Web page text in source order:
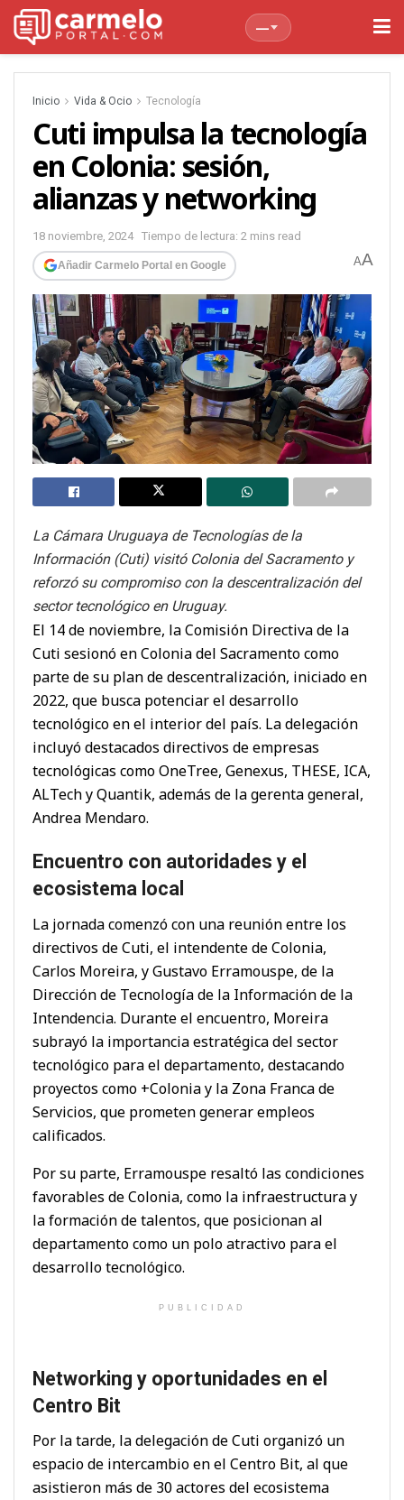
—
Inicio Vida & Ocio Tecnología
Cuti impulsa la tecnología
en Colonia: sesión,
alianzas y networking
18 noviembre, 2024 Tiempo de lectura: 2 mins read
Añadir Carmelo Portal en Google AA
La Cámara Uruguaya de Tecnologías de la
Información (Cuti) visitó Colonia del Sacramento y
reforzó su compromiso con la descentralización del
sector tecnológico en Uruguay.
El 14 de noviembre, la Comisión Directiva de la
Cuti sesionó en Colonia del Sacramento como
parte de su plan de descentralización, iniciado en
2022, que busca potenciar el desarrollo
tecnológico en el interior del país. La delegación
incluyó destacados directivos de empresas
tecnológicas como OneTree, Genexus, THESE, ICA,
ALTech y Quantik, además de la gerenta general,
Andrea Mendaro.
Encuentro con autoridades y el
ecosistema local
La jornada comenzó con una reunión entre los
directivos de Cuti, el intendente de Colonia,
Carlos Moreira, y Gustavo Erramouspe, de la
Dirección de Tecnología de la Información de la
Intendencia. Durante el encuentro, Moreira
subrayó la importancia estratégica del sector
tecnológico para el departamento, destacando
proyectos como +Colonia y la Zona Franca de
Servicios, que prometen generar empleos
calificados.
Por su parte, Erramouspe resaltó las condiciones
favorables de Colonia, como la infraestructura y
la formación de talentos, que posicionan al
departamento como un polo atractivo para el
desarrollo tecnológico.
PUBLICIDAD
Networking y oportunidades en el
Centro Bit
Por la tarde, la delegación de Cuti organizó un
espacio de intercambio en el Centro Bit, al que
asistieron más de 30 actores del ecosistema